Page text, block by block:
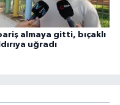
almaya gitti, bıçaklı
uğradı